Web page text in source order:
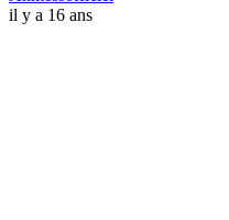
il y a 16 ans